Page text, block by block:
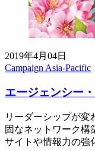
2019年4月04日
Campaign Asia-Pacific
エージェンシー
リーダーシップが変
固なネットワーク構
サイトや情報力の強